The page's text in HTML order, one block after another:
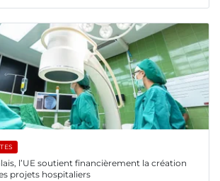
l’UE soutient financièrement la création
projets hospitaliers